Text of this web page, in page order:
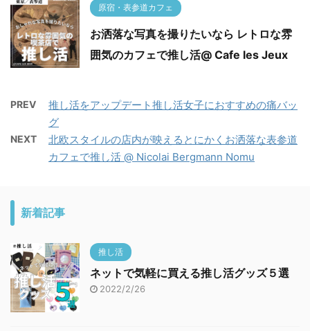
原宿・表参道カフェ
お洒落な写真を撮りたいなら レトロな雰
囲気のカフェで推し活@ Cafe les Jeux
PREV
推し活をアップデート推し活女子におすすめの痛バッ
グ
NEXT
北欧スタイルの店内が映えるとにかくお洒落な表参道
カフェで推し活 @ Nicolai Bergmann Nomu
新着記事
推し活
ネットで気軽に買える推し活グッズ５選
2022/2/26